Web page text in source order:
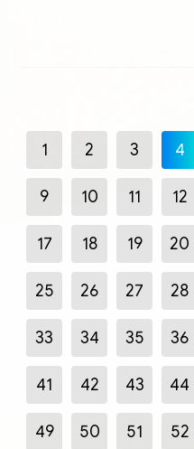
1 2 3 4
9 10 11 12
17 18 19 20
25 26 27 28
33 34 35 36
41 42 43 44
49 50 51 52